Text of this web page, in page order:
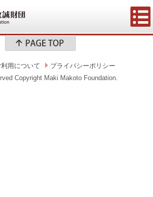
用について
プライバシーポリシー
Copyright Maki Makoto Foundation.